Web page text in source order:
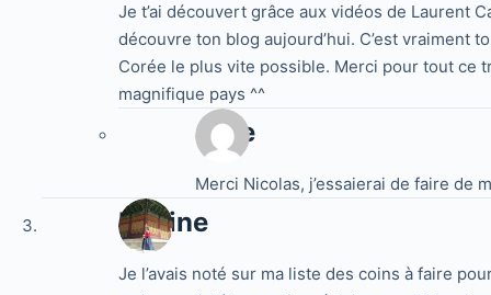
Je t’ai découvert grâce aux vidéos de Laurent
découvre ton blog aujourd’hui. C’est vraiment
Corée le plus vite possible. Merci pour tout ce
magnifique pays ^^
Jake
Merci Nicolas, j’essaierai de faire de
Marine
Je l’avais noté sur ma liste des coins à faire